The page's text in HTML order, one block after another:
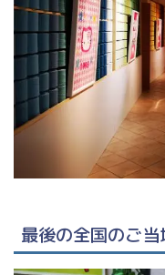
最後の全国のご